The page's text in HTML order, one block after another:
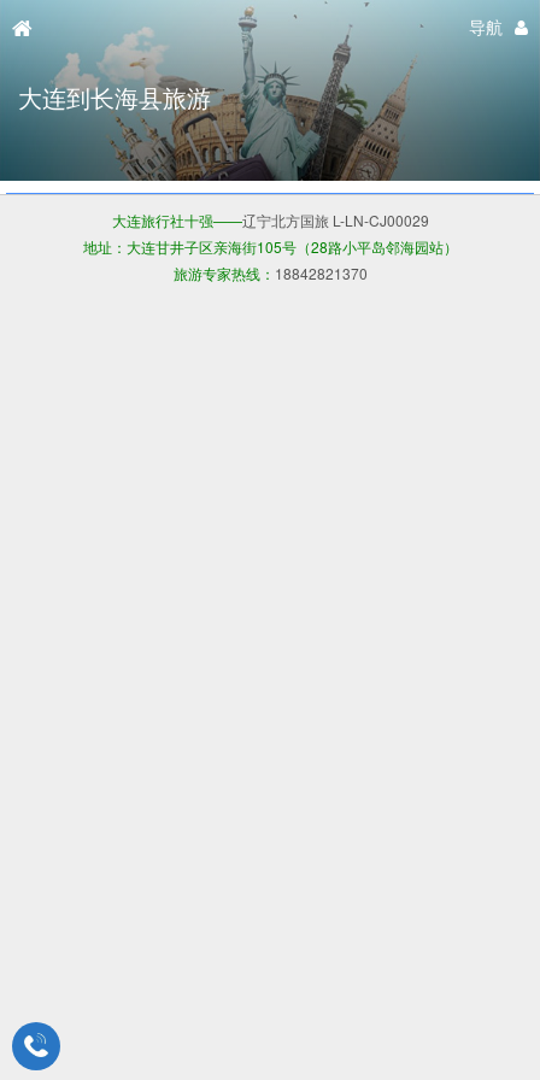
导航
大连到长海县旅游
大连旅行社十强——辽宁北方国旅 L-LN-CJ00029
地址：大连甘井子区亲海街105号（28路小平岛邻海园站）
旅游专家热线： 18842821370